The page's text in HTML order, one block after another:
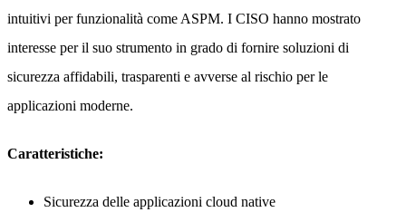
intuitivi per funzionalità come ASPM. I CISO hanno mostrato
interesse per il suo strumento in grado di fornire soluzioni di
sicurezza affidabili, trasparenti e avverse al rischio per le
applicazioni moderne.
Caratteristiche:
Sicurezza delle applicazioni cloud native